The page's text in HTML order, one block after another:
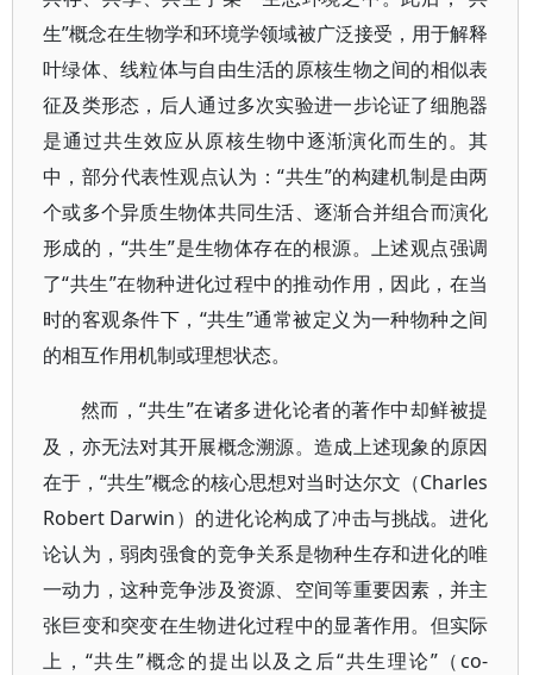
生”概念在生物学和环境学领域被广泛接受，用于解释
叶绿体、线粒体与自由生活的原核生物之间的相似表
征及类形态，后人通过多次实验进一步论证了细胞器
是通过共生效应从原核生物中逐渐演化而生的。其
中，部分代表性观点认为：“共生”的构建机制是由两
个或多个异质生物体共同生活、逐渐合并组合而演化
形成的，“共生”是生物体存在的根源。上述观点强调
了“共生”在物种进化过程中的推动作用，因此，在当
时的客观条件下，“共生”通常被定义为一种物种之间
的相互作用机制或理想状态。
然而，“共生”在诸多进化论者的著作中却鲜被提
及，亦无法对其开展概念溯源。造成上述现象的原因
在于，“共生”概念的核心思想对当时达尔文（Charles
Robert Darwin）的进化论构成了冲击与挑战。进化
论认为，弱肉强食的竞争关系是物种生存和进化的唯
一动力，这种竞争涉及资源、空间等重要因素，并主
张巨变和突变在生物进化过程中的显著作用。但实际
上，“共生”概念的提出以及之后“共生理论”（co-